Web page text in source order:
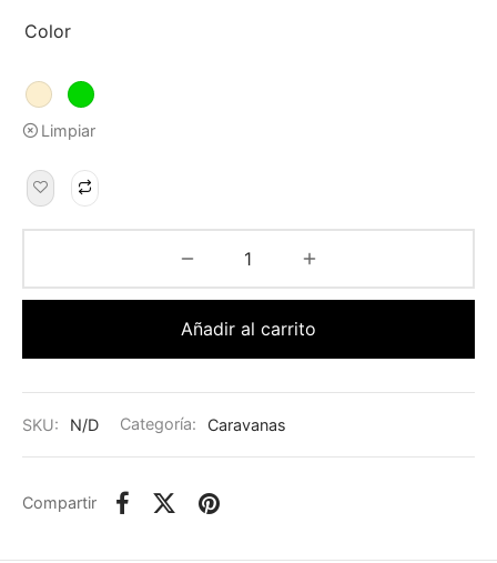
Color
Limpiar
Añadir al carrito
SKU: N/D Categoría: Caravanas
Compartir